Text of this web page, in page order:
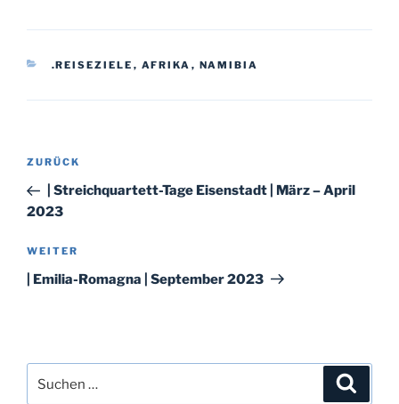
KATEGORIEN
.REISEZIELE , AFRIKA , NAMIBIA
Beitragsnavigation
Vorheriger
Beitrag
ZURÜCK
| Streichquartett-Tage Eisenstadt | März – April
2023
Nächster
Beitrag
WEITER
| Emilia-Romagna | September 2023
nach: